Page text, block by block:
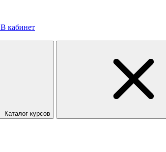
В кабинет
Каталог курсов